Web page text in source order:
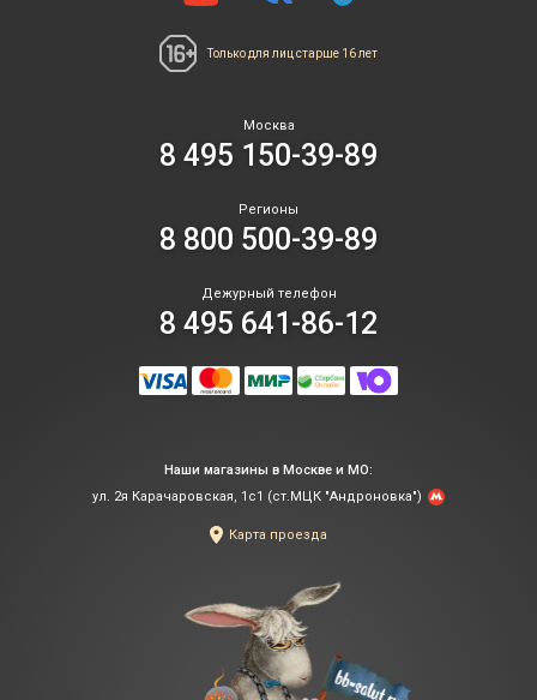
Только для лиц старше 16 лет
Москва
8 495 150-39-89
Регионы
8 800 500-39-89
Дежурный телефон
8 495 641-86-12
Наши магазины в Москве и МО:
ул. 2я Карачаровская, 1с1 (ст.МЦК "Андроновка")
Карта проезда